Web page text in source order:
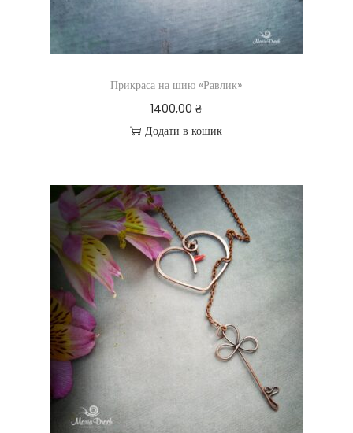
Прикраса на шию «Равлик»
1400,00₴
Додати в кошик